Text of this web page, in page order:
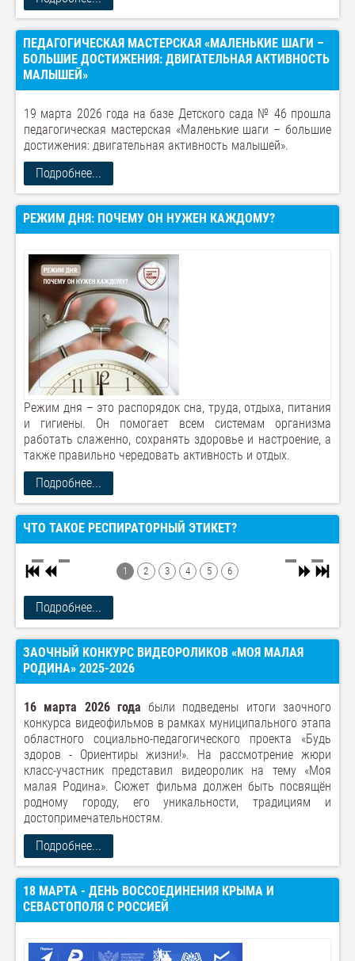
ПЕДАГОГИЧЕСКАЯ МАСТЕРСКАЯ «МАЛЕНЬКИЕ ШАГИ –
БОЛЬШИЕ ДОСТИЖЕНИЯ: ДВИГАТЕЛЬНАЯ АКТИВНОСТЬ
МАЛЫШЕЙ»
19 марта 2026 года на базе Детского сада № 46 прошла
педагогическая мастерская «Маленькие шаги – большие
достижения: двигательная активность малышей».
Подробнее...
РЕЖИМ ДНЯ: ПОЧЕМУ ОН НУЖЕН КАЖДОМУ?
Режим дня – это распорядок сна, труда, отдыха, питания
и гигиены. Он помогает всем системам организма
работать слаженно, сохранять здоровье и настроение, а
также правильно чередовать активность и отдых.
Подробнее...
ЧТО ТАКОЕ РЕСПИРАТОРНЫЙ ЭТИКЕТ?
1 2 3 4 5 6
Подробнее...
ЗАОЧНЫЙ КОНКУРС ВИДЕОРОЛИКОВ «МОЯ МАЛАЯ
РОДИНА» 2025-2026
16 марта 2026 года были подведены итоги заочного
конкурса видеофильмов в рамках муниципального этапа
областного социально-педагогического проекта «Будь
здоров - Ориентиры жизни!». На рассмотрение жюри
класс-участник представил видеоролик на тему «Моя
малая Родина». Сюжет фильма должен быть посвящён
родному городу, его уникальности, традициям и
достопримечательностям.
Подробнее...
18 МАРТА - ДЕНЬ ВОССОЕДИНЕНИЯ КРЫМА И
СЕВАСТОПОЛЯ С РОССИЕЙ